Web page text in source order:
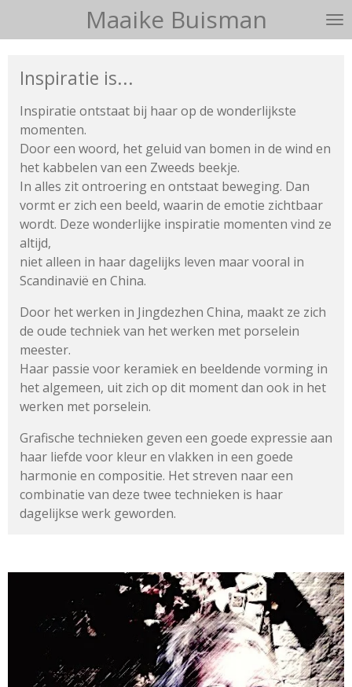
de
hoofdinhoud
Maaike Buisman
Inspiratie is...
Inspiratie ontstaat bij haar op de wonderlijkste
momenten.
Door een woord, het geluid van bomen in de wind en
het kabbelen van een Zweeds beekje.
In alles zit ontroering en ontstaat beweging. Dan
vormt er zich een beeld, waarin de emotie zichtbaar
wordt. Deze wonderlijke inspiratie momenten vind ze
altijd,
niet alleen in haar dagelijks leven maar vooral in
Scandinavië en China.
Door het werken in Jingdezhen China, maakt ze zich
de oude techniek van het werken met porselein
meester.
Haar passie voor keramiek en beeldende vorming in
het algemeen, uit zich op dit moment dan ook in het
werken met porselein.
Grafische technieken geven een goede expressie aan
haar liefde voor kleur en vlakken in een goede
harmonie en compositie. Het streven naar een
combinatie van deze twee technieken is haar
dagelijkse werk geworden.